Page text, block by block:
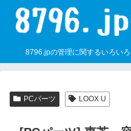
8796.jpの管理に関するいろい
PCパーツ LOOX U